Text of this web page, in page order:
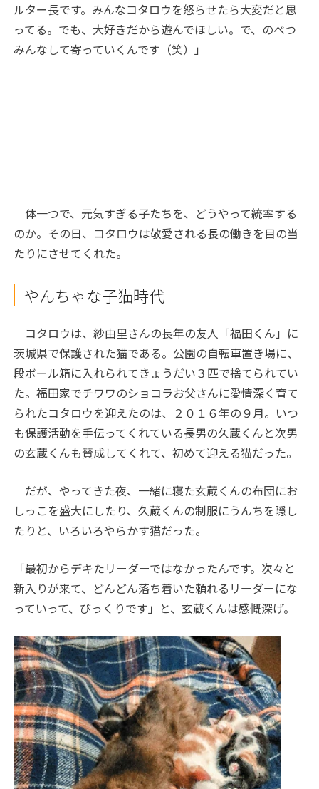
ルター長です。みんなコタロウを怒らせたら大変だと思
ってる。でも、大好きだから遊んでほしい。で、のべつ
みんなして寄っていくんです（笑）」
体一つで、元気すぎる子たちを、どうやって統率する
のか。その日、コタロウは敬愛される長の働きを目の当
たりにさせてくれた。
やんちゃな子猫時代
コタロウは、紗由里さんの長年の友人「福田くん」に
茨城県で保護された猫である。公園の自転車置き場に、
段ボール箱に入れられてきょうだい３匹で捨てられてい
た。福田家でチワワのショコラお父さんに愛情深く育て
られたコタロウを迎えたのは、２０１６年の９月。いつ
も保護活動を手伝ってくれている長男の久蔵くんと次男
の玄蔵くんも賛成してくれて、初めて迎える猫だった。
だが、やってきた夜、一緒に寝た玄蔵くんの布団にお
しっこを盛大にしたり、久蔵くんの制服にうんちを隠し
たりと、いろいろやらかす猫だった。
「最初からデキたリーダーではなかったんです。次々と
新入りが来て、どんどん落ち着いた頼れるリーダーにな
っていって、びっくりです」と、玄蔵くんは感慨深げ。